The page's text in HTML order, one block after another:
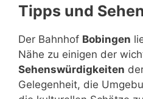
Tipps und
Der Bahnhof Bobingen
Nähe zu einigen der
Sehenswürdigkeiten
Gelegenheit, die